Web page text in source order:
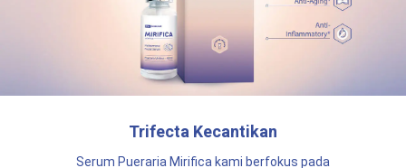
Trifecta Kecantikan
Serum Pueraria Mirifica kami berfokus pada